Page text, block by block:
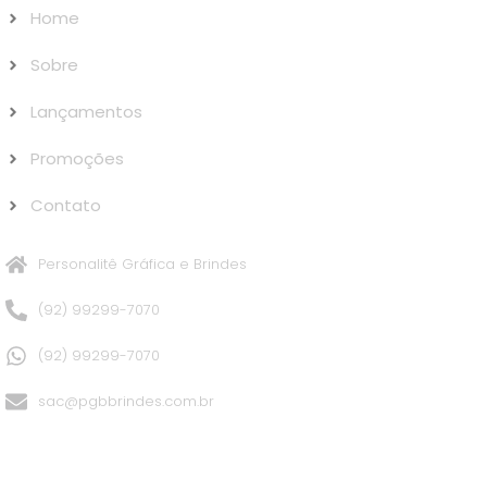
Home
Sobre
Lançamentos
Promoções
Contato
Personalitê Gráfica e Brindes
(92) 99299-7070
(92) 99299-7070
sac@pgbbrindes.com.br